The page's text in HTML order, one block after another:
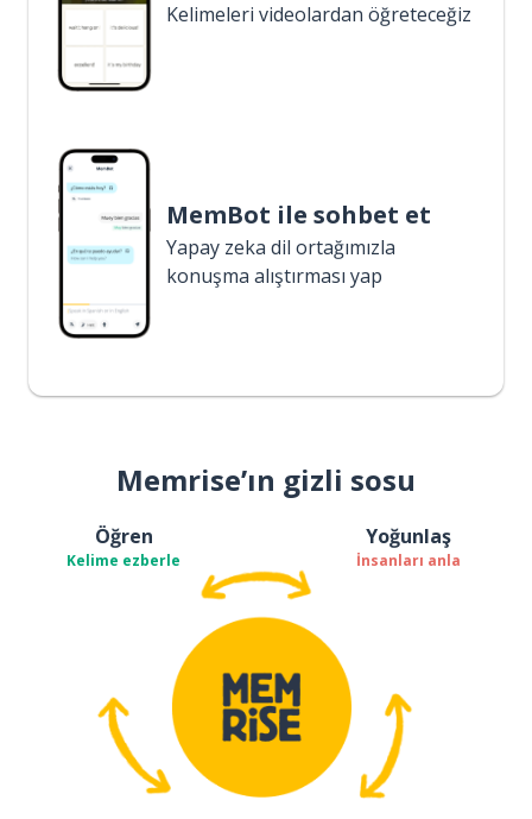
Kelimeleri videolardan öğreteceğiz
MemBot ile sohbet et
Yapay zeka dil ortağımızla
konuşma alıştırması yap
Memrise’ın gizli sosu
Öğren
Kelime ezberle
Yoğunlaş
İnsanları anla